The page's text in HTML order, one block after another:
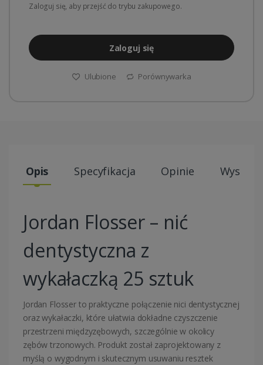
Zaloguj się, aby przejść do trybu zakupowego.
Zaloguj się
Ulubione Porównywarka
Opis Specyfikacja Opinie Wysyłki
Jordan Flosser – nić
dentystyczna z
wykałaczką 25 sztuk
Jordan Flosser to praktyczne połączenie nici dentystycznej
oraz wykałaczki, które ułatwia dokładne czyszczenie
przestrzeni międzyzębowych, szczególnie w okolicy
zębów trzonowych. Produkt został zaprojektowany z
myślą o wygodnym i skutecznym usuwaniu resztek